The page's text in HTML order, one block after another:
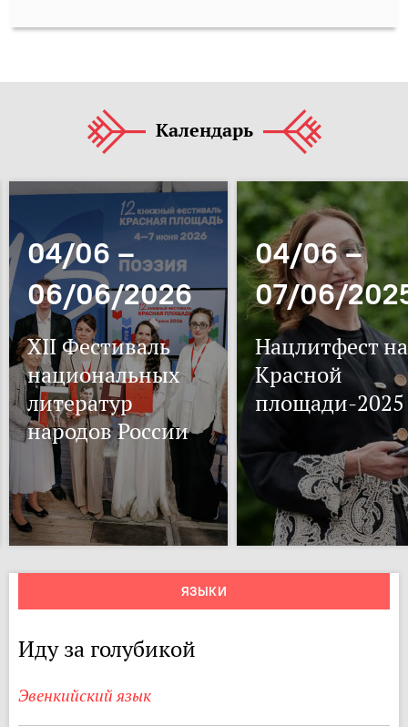
Календарь
04/06 –
06/06/2026
XII Фестиваль
национальных
литератур
народов России
04/06 –
07/06/
Нацлитфест на
Красной
площади-2025
ЯЗЫКИ
Иду за голубикой
Эвенкийский язык